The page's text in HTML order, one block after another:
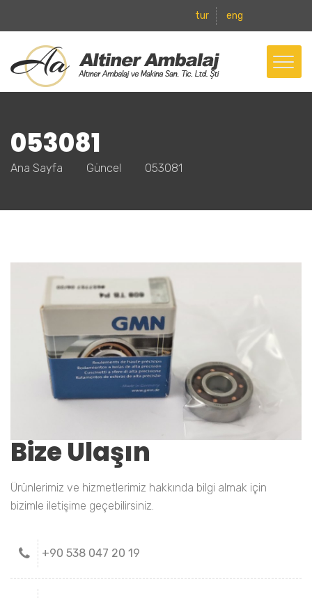
tur eng
053081
Ana Sayfa Güncel 053081
Bize Ulaşın
Ürünlerimiz ve hizmetlerimiz hakkında bilgi almak için
bizimle iletişime geçebilirsiniz.
+90 538 047 20 19